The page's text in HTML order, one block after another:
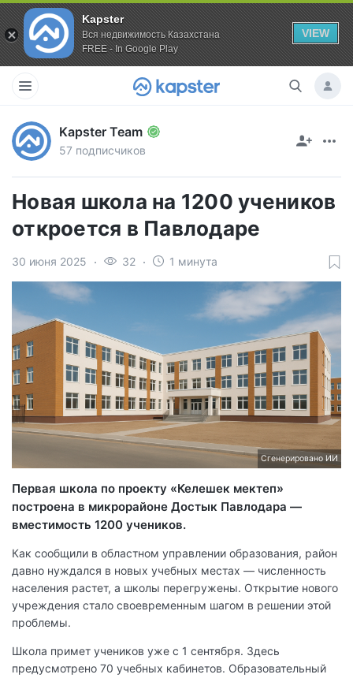
Kapster
Вся недвижимость Казахстана
FREE - In Google Play
VIEW
Kapster Team
57 подписчиков
Новая школа на 1200 учеников
откроется в Павлодаре
30 июня 2025 32 1 минута
Сгенерировано ИИ
Первая школа по проекту «Келешек мектеп»
построена в микрорайоне Достык Павлодара —
вместимость 1200 учеников.
Как сообщили в областном управлении образования, район
давно нуждался в новых учебных местах — численность
населения растет, а школы перегружены. Открытие нового
учреждения стало своевременным шагом в решении этой
проблемы.
Школа примет учеников уже с 1 сентября. Здесь
предусмотрено 70 учебных кабинетов. Образовательный